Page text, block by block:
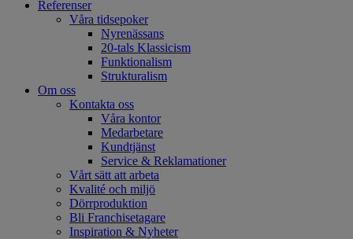
Referenser
Våra tidsepoker
Nyrenässans
20-tals Klassicism
Funktionalism
Strukturalism
Om oss
Kontakta oss
Våra kontor
Medarbetare
Kundtjänst
Service & Reklamationer
Vårt sätt att arbeta
Kvalité och miljö
Dörrproduktion
Bli Franchisetagare
Inspiration & Nyheter